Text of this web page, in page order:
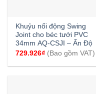
Khuỷu nối động Swing
Joint cho béc tưới PVC
34mm AQ-CSJI – Ấn Độ
729.926₫ (Bao gồm VAT)